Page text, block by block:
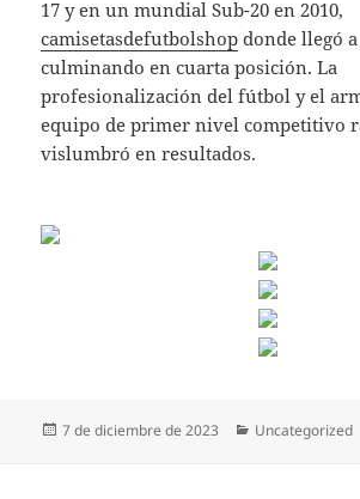
17 y en un mundial Sub-20 en 2010,
camisetasdefutbolshop donde llegó
culminando en cuarta posición. La
profesionalización del fútbol y el
equipo de primer nivel competitivo
vislumbró en resultados.
Publicado
7 de diciembre de 2023 Categorías
Uncategorized